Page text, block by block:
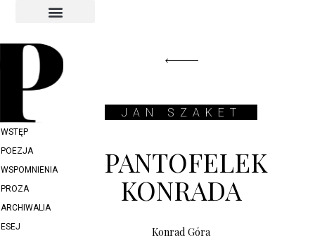
WSTĘP
POEZJA
WSPOMNIENIA
PROZA
ARCHIWALIA
ESEJ
JAN SZAKET
PANTOFELEK
KONRADA
Konrad Góra